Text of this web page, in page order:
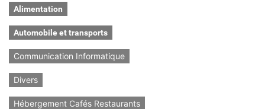
Alimentation
Automobile et transports
Communication Informatique
Divers
Hébergement Cafés Restaurants